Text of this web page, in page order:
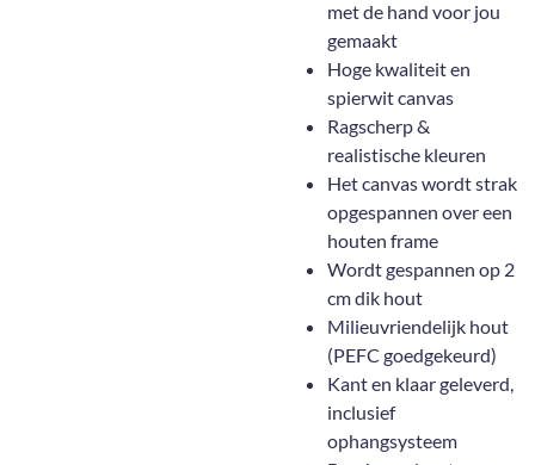
met de hand voor jou
gemaakt
Hoge kwaliteit en
spierwit canvas
Ragscherp &
realistische kleuren
Het canvas wordt strak
opgespannen over een
houten frame
Wordt gespannen op 2
cm dik hout
Milieuvriendelijk hout
(PEFC goedgekeurd)
Kant en klaar geleverd,
inclusief
ophangsysteem